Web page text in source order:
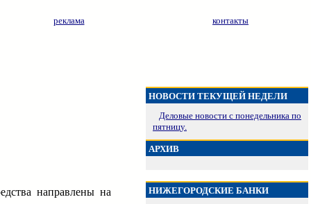
реклама контакты
направлены на
НОВОСТИ ТЕКУЩЕЙ НЕДЕЛИ
Деловые новости с понедельника по
пятницу.
АРХИВ
НИЖЕГОРОДСКИЕ БАНКИ